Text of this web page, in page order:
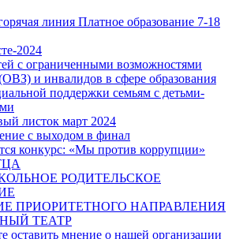
линия Платное образование 7-18
2024
с ограниченными возможностями
и инвалидов в сфере образования
поддержки семьям с детьми-
листок март 2024
с выходом в финал
конкурс: «Мы против коррупции»
РОДИТЕЛЬСКОЕ
ПРИОРИТЕТНОГО НАПРАВЛЕНИЯ
ТЕАТР
оставить мнение о нашей организации